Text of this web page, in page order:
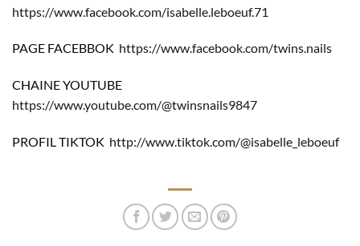
https://www.facebook.com/isabelle.leboeuf.71
PAGE FACEBBOK https://www.facebook.com/twins.nails
CHAINE YOUTUBE
https://www.youtube.com/@twinsnails9847
PROFIL TIKTOK http://www.tiktok.com/@isabelle_leboeuf